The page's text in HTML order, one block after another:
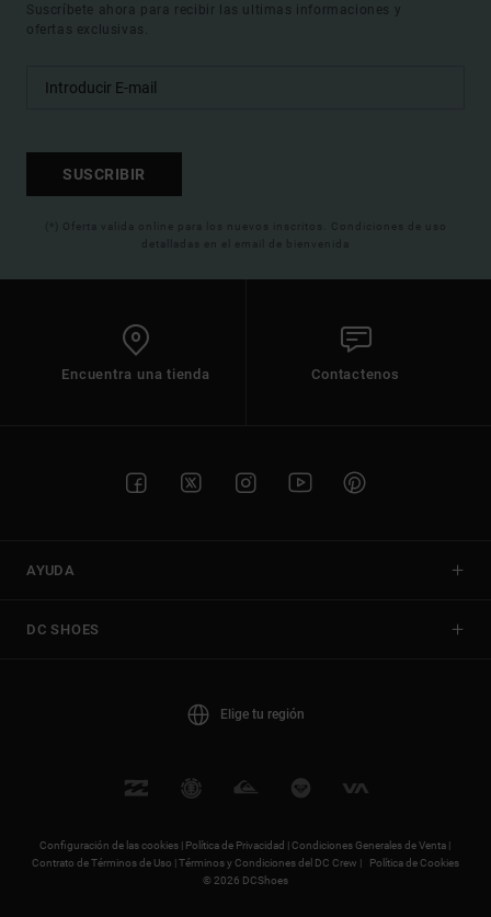
Suscríbete ahora para recibir las ultimas informaciones y
ofertas exclusivas.
SUSCRIBIR
(*) Oferta valida online para los nuevos inscritos. Condiciones de uso
detalladas en el email de bienvenida
Encuentra una tienda Contactenos
AYUDA
DC SHOES
Elige tu región
Configuración de las cookies | Política de Privacidad |Condiciones Generales de Venta |
Contrato de Términos de Uso |Términos y Condiciones del DC Crew |
Política de Cookies
© 2026 DCShoes